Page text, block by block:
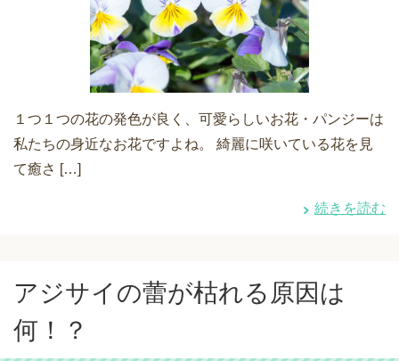
１つ１つの花の発色が良く、可愛らしいお花・パンジーは
私たちの身近なお花ですよね。 綺麗に咲いている花を見
て癒さ […]
続きを読む
アジサイの蕾が枯れる原因は
何！？